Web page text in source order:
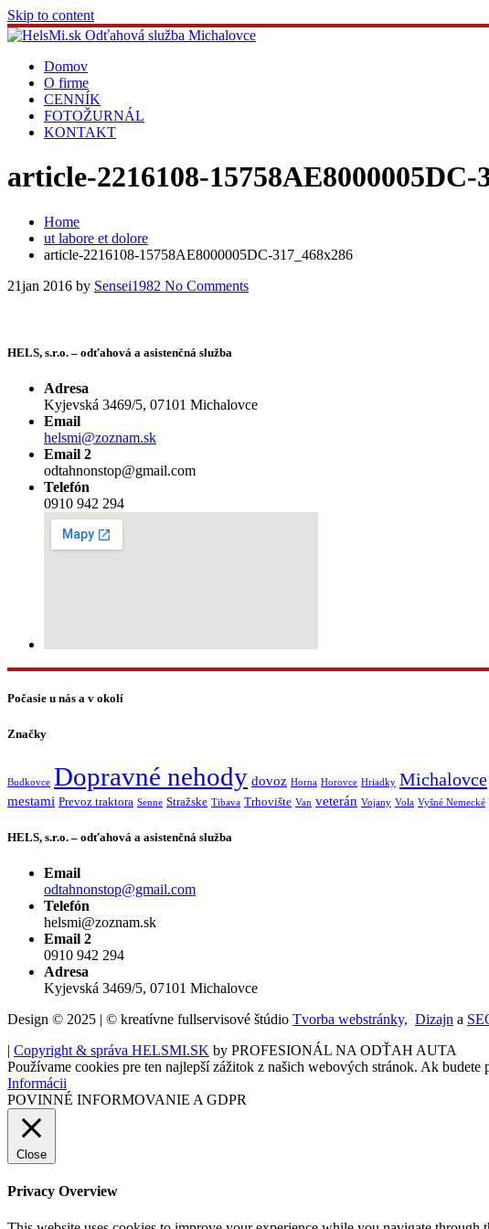
Skip to content
Domov
O firme
CENNÍK
FOTOŽURNÁL
KONTAKT
article-2216108-15758AE8000005DC-
Home
ut labore et dolore
article-2216108-15758AE8000005DC-317_468x286
21jan 2016 by Sensei1982 No Comments
HELS, s.r.o. – odťahová a asistenčná služba
Adresa
Kyjevská 3469/5, 07101 Michalovce
Email
helsmi@zoznam.sk
Email 2
odtahnonstop@gmail.com
Telefón
0910 942 294
Počasie u nás a v okolí
Značky
Budkovce Dopravné nehody dovoz Horna Horovce Hriadky Michalovce
mestami Prevoz traktora Senne Stražske Tibava Trhovište Van veterán Vojany Vola Vyšné Nemecké
HELS, s.r.o. – odťahová a asistenčná služba
Email
odtahnonstop@gmail.com
Telefón
helsmi@zoznam.sk
Email 2
0910 942 294
Adresa
Kyjevská 3469/5, 07101 Michalovce
Design © 2025 | © kreatívne fullservisové štúdio Tvorba webstránky, Dizajn a
| Copyright & správa HELSMI.SK by PROFESIONÁL NA ODŤAH AUTA
Používame cookies pre ten najlepší zážitok z našich webových stránok. Ak
Informácii
POVINNÉ INFORMOVANIE A GDPR
Close
Privacy Overview